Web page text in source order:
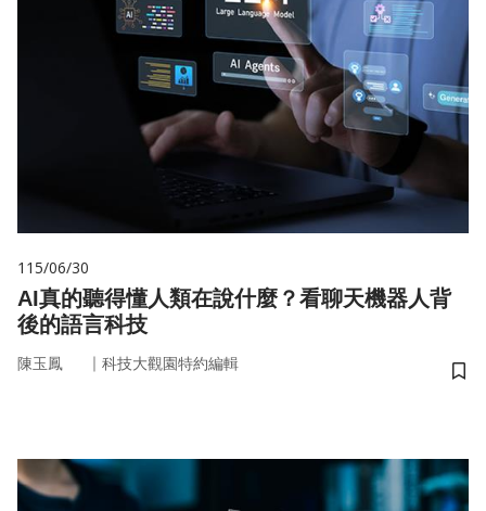
115/06/30
AI真的聽得懂人類在說什麼？看聊天機器人背
後的語言科技
陳玉鳳 ｜ 科技大觀園特約編輯
儲